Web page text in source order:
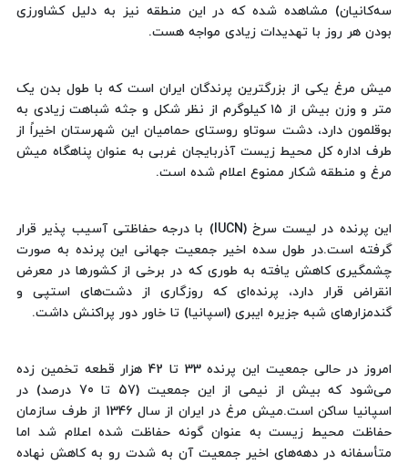
سه‌کانیان) مشاهده شده که در این منطقه نیز به دلیل کشاورزی
بودن هر روز با تهدیدات زیادی مواجه هست.
میش مرغ یکی از بزرگترین پرندگان ایران است که با طول بدن یک
متر و وزن بیش از ۱۵ کیلوگرم از نظر شکل و جثه شباهت زیادی به
بوقلمون دارد، دشت سوتاو روستای حمامیان این شهرستان اخیراً از
طرف اداره کل محیط زیست آذربایجان غربی به عنوان پناهگاه میش
مرغ و منطقه شکار ممنوع اعلام شده است.
این پرنده در لیست سرخ (IUCN) با درجه حفاظتی آسیب پذیر قرار
گرفته است.در طول سده اخیر جمعیت جهانی این پرنده به صورت
چشمگیری کاهش یافته به طوری که در برخی از کشورها در معرض
انقراض قرار دارد، پرنده‌ای که روزگاری از دشت‌های استپی و
گندمزارهای شبه جزیره ایبری (اسپانیا) تا خاور دور پراکنش داشت.
امروز در حالی جمعیت این پرنده 33 تا 42 هزار قطعه تخمین زده
می‌شود که بیش از نیمی از این جمعیت (57 تا 70 درصد) در
اسپانیا ساکن است.میش مرغ در ایران از سال 1346 از طرف سازمان
حفاظت محیط زیست به عنوان گونه حفاظت شده اعلام شد اما
متأسفانه در دهه‌های اخیر جمعیت آن به شدت رو به کاهش نهاده